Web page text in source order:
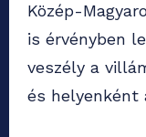
Közép-
is érvényben
veszély a
és helyenként